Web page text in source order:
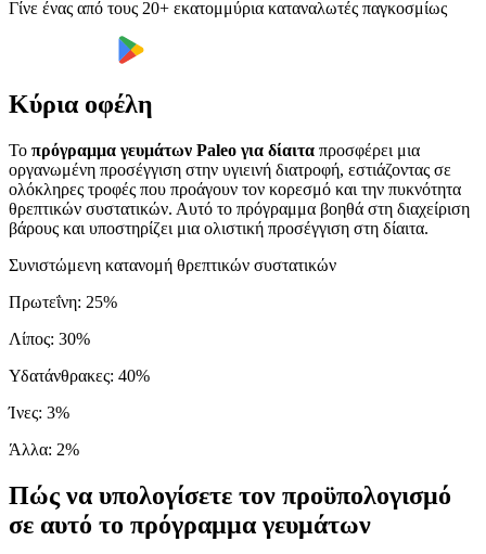
Γίνε ένας από τους 20+ εκατομμύρια καταναλωτές παγκοσμίως
Κύρια οφέλη
Το πρόγραμμα γευμάτων Paleo για δίαιτα προσφέρει μια
οργανωμένη προσέγγιση στην υγιεινή διατροφή, εστιάζοντας σε
ολόκληρες τροφές που προάγουν τον κορεσμό και την πυκνότητα
θρεπτικών συστατικών. Αυτό το πρόγραμμα βοηθά στη διαχείριση
βάρους και υποστηρίζει μια ολιστική προσέγγιση στη δίαιτα.
Συνιστώμενη κατανομή θρεπτικών συστατικών
Πρωτεΐνη: 25%
Λίπος: 30%
Υδατάνθρακες: 40%
Ίνες: 3%
Άλλα: 2%
Πώς να υπολογίσετε τον προϋπολογισμό
σε αυτό το πρόγραμμα γευμάτων